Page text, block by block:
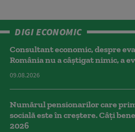
DIGI ECONOMIC
Consultant economic, despre
România nu a câştigat nimic, a
09.08.2026
Numărul pensionarilor care
socială este în creștere. Câți
2026